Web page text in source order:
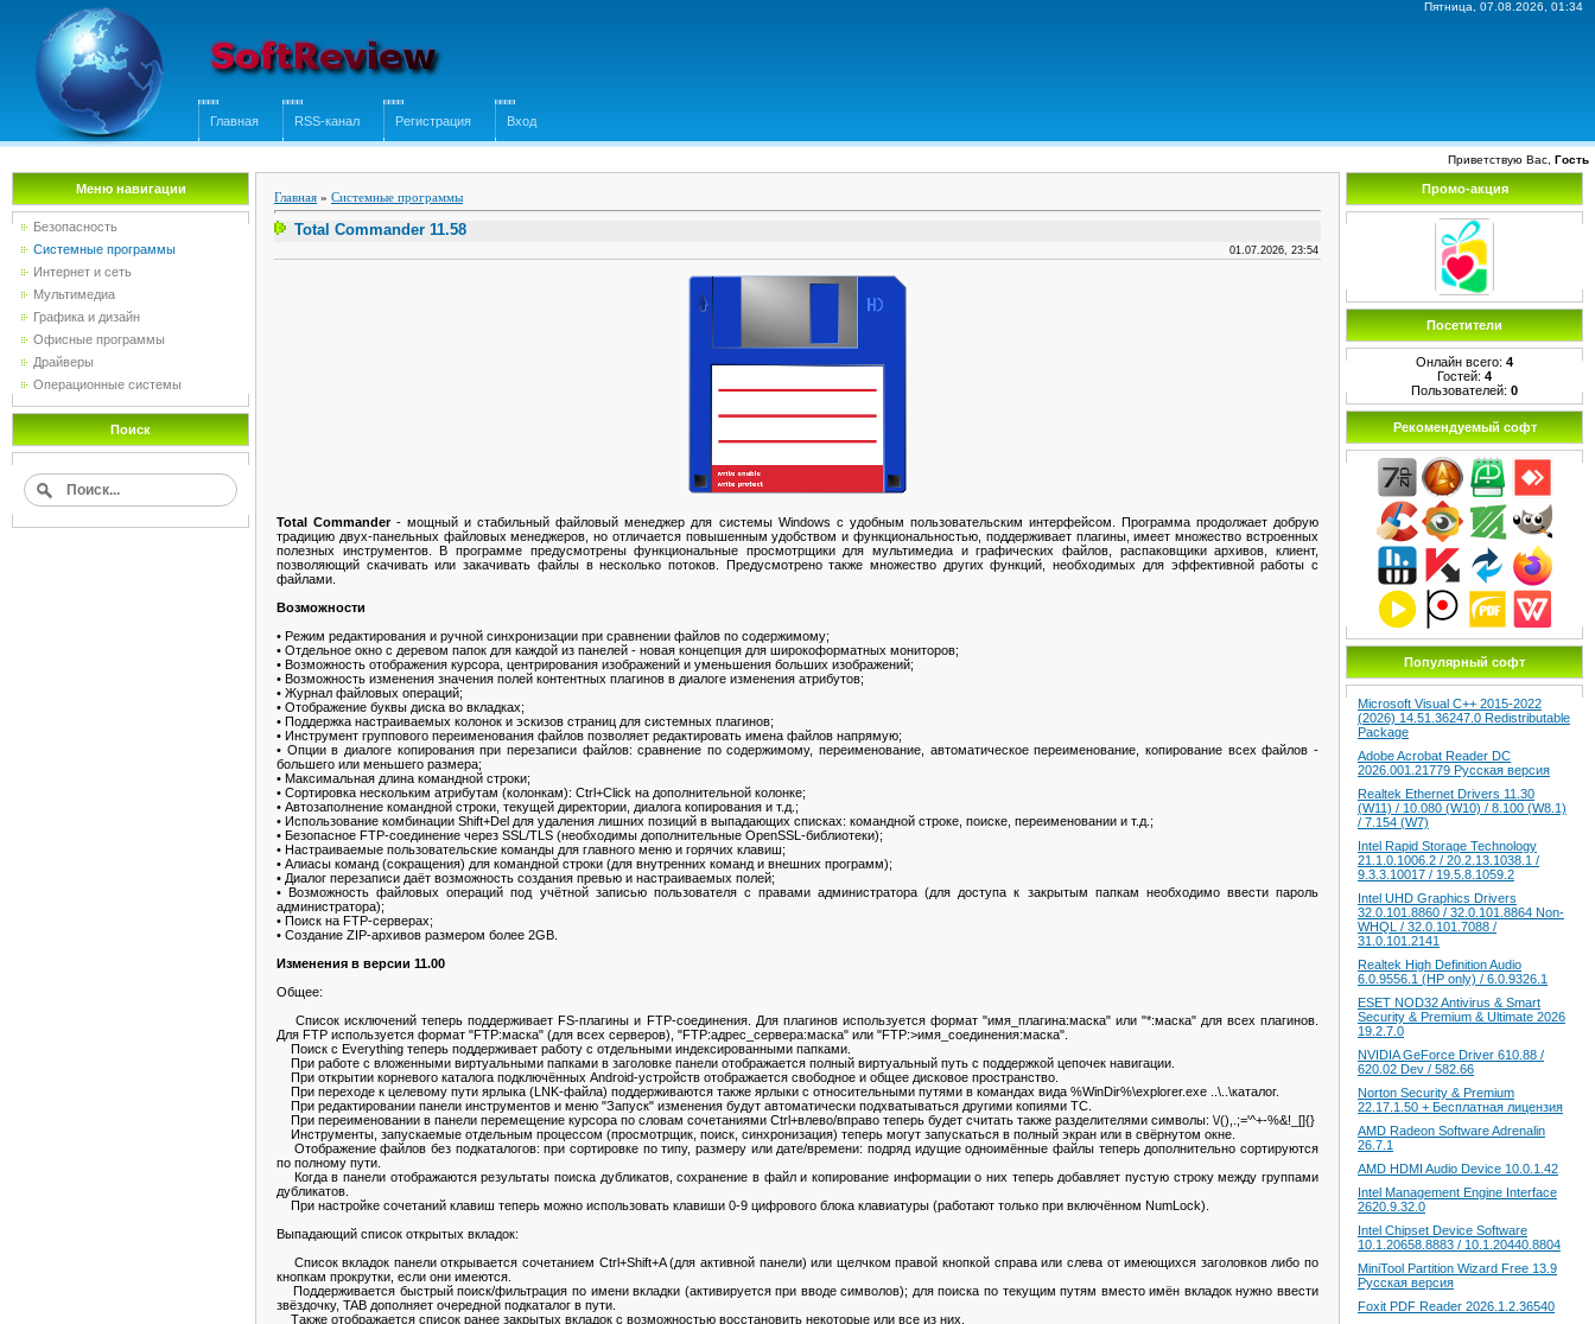
Пятница, 07.08.2026, 01:34
Главная RSS-канал Регистрация Вход
Приветствую Вас, Гость
Меню навигации
Безопасность
Системные программы
Интернет и сеть
Мультимедиа
Графика и дизайн
Офисные программы
Драйверы
Операционные системы
Поиск
Главная » Системные программы
Total Commander 11.58
01.07.2026, 23:54
Total Commander- мощный и стабильный файловый менеджер для системы Windows с удобным пользовательским интерфейсом. Программа продолжает добрую
традицию двух-панельных файловых менеджеров, но отличается повышенным удобством и функциональностью, поддерживает плагины, имеет множество встроенных
полезных инструментов. В программе предусмотрены функциональные просмотрщики для мультимедиа и графических файлов, распаковщики архивов, клиент,
позволяющий скачивать или закачивать файлы в несколько потоков. Предусмотрено также множество других функций, необходимых для эффективной работы с
файлами.
Возможности
• Режим редактирования и ручной синхронизации при сравнении файлов по содержимому;
• Отдельное окно с деревом папок для каждой из панелей - новая концепция для широкоформатных мониторов;
• Возможность отображения курсора, центрирования изображений и уменьшения больших изображений;
• Возможность изменения значения полей контентных плагинов в диалоге изменения атрибутов;
• Журнал файловых операций;
• Отображение буквы диска во вкладках;
• Поддержка настраиваемых колонок и эскизов страниц для системных плагинов;
• Инструмент группового переименования файлов позволяет редактировать имена файлов напрямую;
• Опции в диалоге копирования при перезаписи файлов: сравнение по содержимому, переименование, автоматическое переименование, копирование всех файлов -
большего или меньшего размера;
• Максимальная длина командной строки;
• Сортировка нескольким атрибутам (колонкам): Ctrl+Click на дополнительной колонке;
• Автозаполнение командной строки, текущей директории, диалога копирования и т.д.;
• Использование комбинации Shift+Del для удаления лишних позиций в выпадающих списках: командной строке, поиске, переименовании и т.д.;
• Безопасное FTP-соединение через SSL/TLS (необходимы дополнительные OpenSSL-библиотеки);
• Настраиваемые пользовательские команды для главного меню и горячих клавиш;
• Алиасы команд (сокращения) для командной строки (для внутренних команд и внешних программ);
• Диалог перезаписи даёт возможность создания превью и настраиваемых полей;
• Возможность файловых операций под учётной записью пользователя с правами администратора (для доступа к закрытым папкам необходимо ввести пароль
администратора);
• Поиск на FTP-серверах;
• Создание ZIP-архивов размером более 2GB.
Изменения в версии 11.00
Общее:
Список исключений теперь поддерживает FS-плагины и FTP-соединения. Для плагинов используется формат "имя_плагина:маска" или "*:маска" для всех плагинов.
Для FTP используется формат "FTP:маска" (для всех серверов), "FTP:адрес_сервера:маска" или "FTP:>имя_соединения:маска".
Поиск с Everything теперь поддерживает работу с отдельными индексированными папками.
При работе с вложенными виртуальными папками в заголовке панели отображается полный виртуальный путь с поддержкой цепочек навигации.
При открытии корневого каталога подключённых Android-устройств отображается свободное и общее дисковое пространство.
При переходе к целевому пути ярлыка (LNK-файла) поддерживаются также ярлыки с относительными путями в командах вида %WinDir%\explorer.exe ..\..\каталог.
При редактировании панели инструментов и меню "Запуск" изменения будут автоматически подхватываться другими копиями TC.
При переименовании в панели перемещение курсора по словам сочетаниями Ctrl+влево/вправо теперь будет считать также разделителями символы: \/(),.;='^+-%&!_[]{}
Инструменты, запускаемые отдельным процессом (просмотрщик, поиск, синхронизация) теперь могут запускаться в полный экран или в свёрнутом окне.
Отображение файлов без подкаталогов: при сортировке по типу, размеру или дате/времени: подряд идущие одноимённые файлы теперь дополнительно сортируются
по полному пути.
Когда в панели отображаются результаты поиска дубликатов, сохранение в файл и копирование информации о них теперь добавляет пустую строку между группами
дубликатов.
При настройке сочетаний клавиш теперь можно использовать клавиши 0-9 цифрового блока клавиатуры (работают только при включённом NumLock).
Выпадающий список открытых вкладок:
Список вкладок панели открывается сочетанием Ctrl+Shift+A (для активной панели) или щелчком правой кнопкой справа или слева от имеющихся заголовков либо по
кнопкам прокрутки, если они имеются.
Поддерживается быстрый поиск/фильтрация по имени вкладки (активируется при вводе символов); для поиска по текущим путям вместо имён вкладок нужно ввести
звёздочку, TAB дополняет очередной подкаталог в пути.
Также отображается список ранее закрытых вкладок с возможностью восстановить некоторые или все из них.
Промо-акция
Посетители
Онлайн всего: 4
Гостей: 4
Пользователей: 0
Рекомендуемый софт
Популярный софт
Microsoft Visual C++ 2015-2022
(2026) 14.51.36247.0 Redistributable
Package
Adobe Acrobat Reader DC
2026.001.21779 Русская версия
Realtek Ethernet Drivers 11.30
(W11) / 10.080 (W10) / 8.100 (W8.1)
/ 7.154 (W7)
Intel Rapid Storage Technology
21.1.0.1006.2 / 20.2.13.1038.1 /
9.3.3.10017 / 19.5.8.1059.2
Intel UHD Graphics Drivers
32.0.101.8860 / 32.0.101.8864 Non-
WHQL / 32.0.101.7088 /
31.0.101.2141
Realtek High Definition Audio
6.0.9556.1 (HP only) / 6.0.9326.1
ESET NOD32 Antivirus & Smart
Security & Premium & Ultimate 2026
19.2.7.0
NVIDIA GeForce Driver 610.88 /
620.02 Dev / 582.66
Norton Security & Premium
22.17.1.50 + Бесплатная лицензия
AMD Radeon Software Adrenalin
26.7.1
AMD HDMI Audio Device 10.0.1.42
Intel Management Engine Interface
2620.9.32.0
Intel Chipset Device Software
10.1.20658.8883 / 10.1.20440.8804
MiniTool Partition Wizard Free 13.9
Русская версия
Foxit PDF Reader 2026.1.2.36540